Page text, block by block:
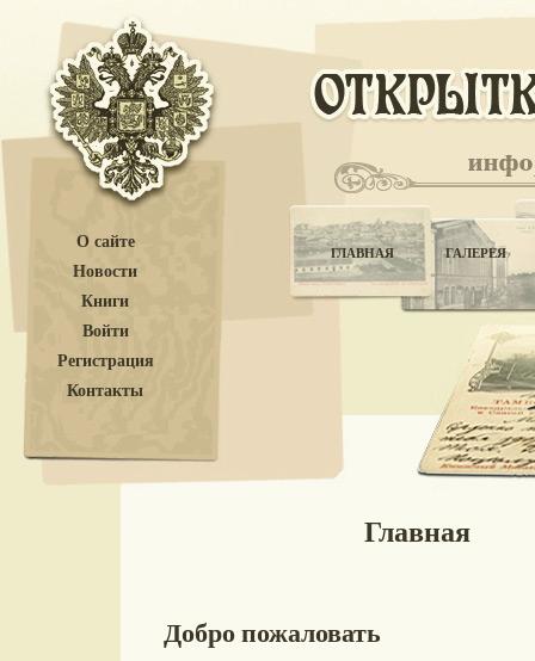
О сайте
Новости
Книги
Войти
Регистрация
Контакты
ГЛАВНАЯ ГАЛЕРЕЯ
Главная
Добро пожаловать